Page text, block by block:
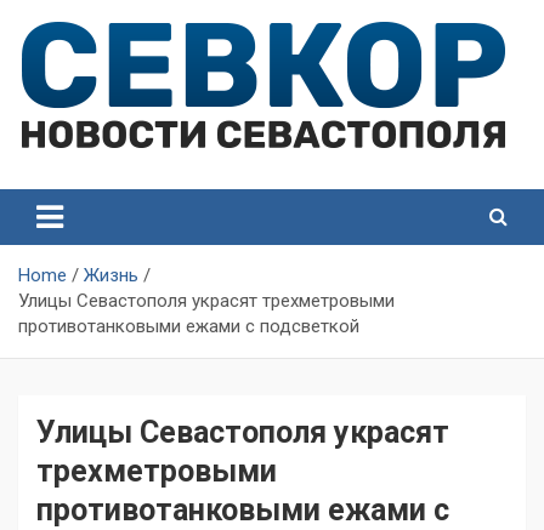
content
Севастополя
Севастополя
Home
Жизнь
Улицы Севастополя украсят трехметровыми
противотанковыми ежами с подсветкой
Улицы Севастополя украсят
трехметровыми
противотанковыми ежами с